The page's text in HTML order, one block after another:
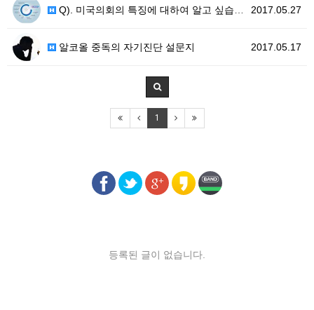
2017.05.27
Q). 미국의회의 특징에 대하여 알고 싶습니다.
2017.05.17
알코올 중독의 자기진단 설문지
1
등록된 글이 없습니다.